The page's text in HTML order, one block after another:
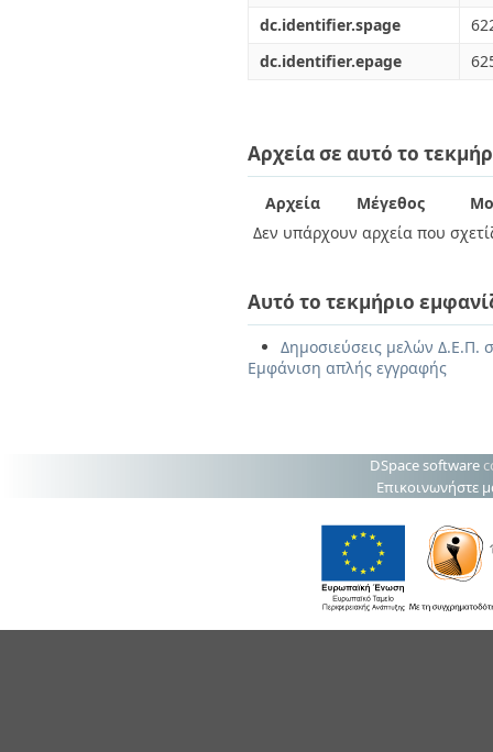
dc.identifier.spage
dc.identifier.epage
Αρχεία σε αυτό το
Αρχεία Μέγεθος
Δεν υπάρχουν αρχεία που
Αυτό το τεκμήριο
Δημοσιεύσεις μελών Δ.Ε.Π.
Εμφάνιση απλής εγγραφής
DSpace software
Επικοινωνήστε